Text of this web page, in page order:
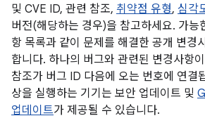
및 CVE ID, 관련 참조, 취약점 유형, 심각
버전(해당하는 경우)을 참고하세요. 가능
항 목록과 같이 문제를 해결한 공개 변경
합니다. 하나의 버그와 관련된 변경사항
참조가 버그 ID 다음에 오는 번호에 연결
상을 실행하는 기기는 보안 업데이트 및
업데이트가 제공될 수 있습니다.